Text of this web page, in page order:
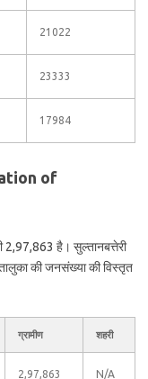
21022
23333
17984
of
है। सुल्तानबत्तेरी
की जनसंख्या की विस्तृत
ग्रामीण शहरी
2,97,863 N/A